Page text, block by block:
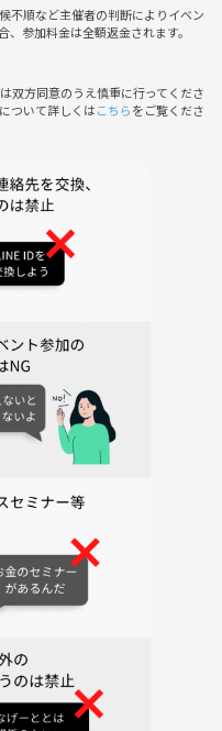
不順など主催者の判断によりイベン
、参加料金は全額返金されます。
双方同意のうえ慎重に行ってくださ
ついて詳しくはこちらをご覧くださ